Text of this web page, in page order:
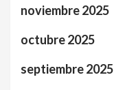
noviembre 2025
octubre 2025
septiembre 2025